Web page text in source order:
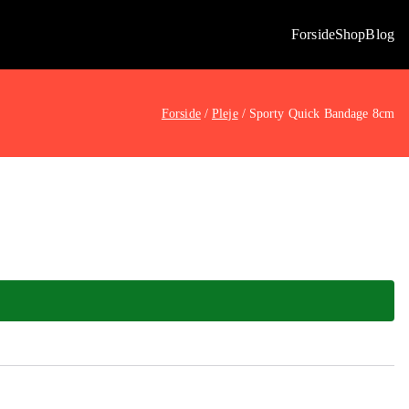
ForsideShopBlog
Forside Pleje Sporty Quick Bandage 8cm